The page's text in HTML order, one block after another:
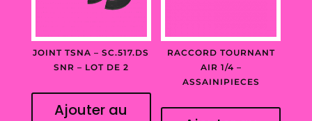
JOINT TSNA – SC.517.DS
SNR – LOT DE 2
Ajouter au
RACCORD TOURNANT
AIR 1/4 –
ASSAINIPIECES